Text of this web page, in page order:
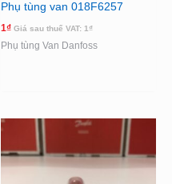
Phụ tùng van 018F6257
1₫ Giá sau thuế VAT: 1₫
Phụ tùng Van Danfoss